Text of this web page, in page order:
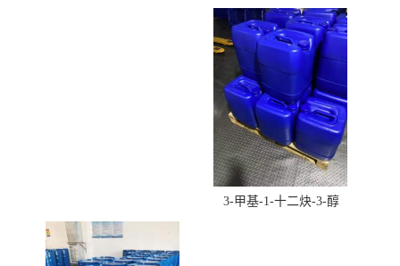
酸羟丁酯）
3-甲基-1-十二炔-3-醇